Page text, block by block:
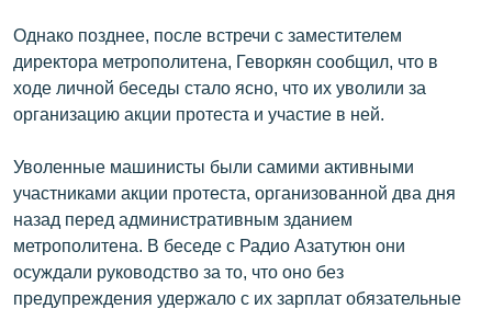
«Ազատության» բոլոր կայքերը
Однако позднее, после встречи с заместителем
директора метрополитена, Геворкян сообщил, что в
ходе личной беседы стало ясно, что их уволили за
организацию акции протеста и участие в ней.
Уволенные машинисты были самими активными
участниками акции протеста, организованной два дня
назад перед административным зданием
метрополитена. В беседе с Радио Азатутюн они
осуждали руководство за то, что оно без
предупреждения удержало с их зарплат обязательные